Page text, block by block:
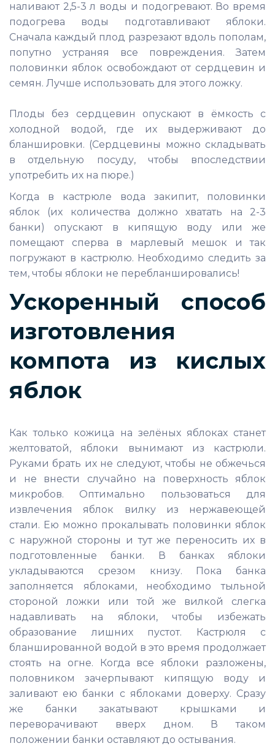
наливают 2,5-3 л воды и подогревают. Во время
подогрева воды подготавливают яблоки.
Сначала каждый плод разрезают вдоль пополам,
попутно устраняя все повреждения. Затем
половинки яблок освобождают от сердцевин и
семян. Лучше использовать для этого ложку.
Плоды без сердцевин опускают в ёмкость с
холодной водой, где их выдерживают до
бланшировки. (Сердцевины можно складывать
в отдельную посуду, чтобы впоследствии
употребить их на пюре.)
Когда в кастрюле вода закипит, половинки
яблок (их количества должно хватать на 2-3
банки) опускают в кипящую воду или же
помещают сперва в марлевый мешок и так
погружают в кастрюлю. Необходимо следить за
тем, чтобы яблоки не перебланшировались!
Ускоренный способ
изготовления
компота из кислых
яблок
Как только кожица на зелёных яблоках станет
желтоватой, яблоки вынимают из кастрюли.
Руками брать их не следуют, чтобы не обжечься
и не внести случайно на поверхность яблок
микробов. Оптимально пользоваться для
извлечения яблок вилку из нержавеющей
стали. Ею можно прокалывать половинки яблок
с наружной стороны и тут же переносить их в
подготовленные банки. В банках яблоки
укладываются срезом книзу. Пока банка
заполняется яблоками, необходимо тыльной
стороной ложки или той же вилкой слегка
надавливать на яблоки, чтобы избежать
образование лишних пустот. Кастрюля с
бланшированной водой в это время продолжает
стоять на огне. Когда все яблоки разложены,
половником зачерпывают кипящую воду и
заливают ею банки с яблоками доверху. Сразу
же банки закатывают крышками и
переворачивают вверх дном. В таком
положении банки оставляют до остывания.